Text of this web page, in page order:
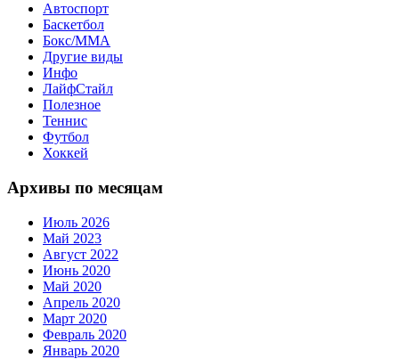
Автоспорт
Баскетбол
Бокс/MMA
Другие виды
Инфо
ЛайфСтайл
Полезное
Теннис
Футбол
Хоккей
Архивы по месяцам
Июль 2026
Май 2023
Август 2022
Июнь 2020
Май 2020
Апрель 2020
Март 2020
Февраль 2020
Январь 2020